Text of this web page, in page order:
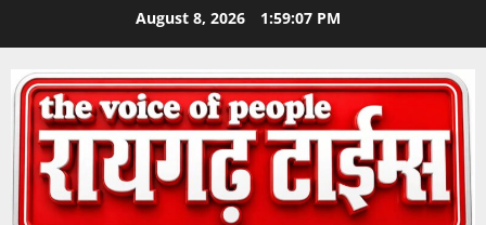
August 8, 2026 1:59:08 PM